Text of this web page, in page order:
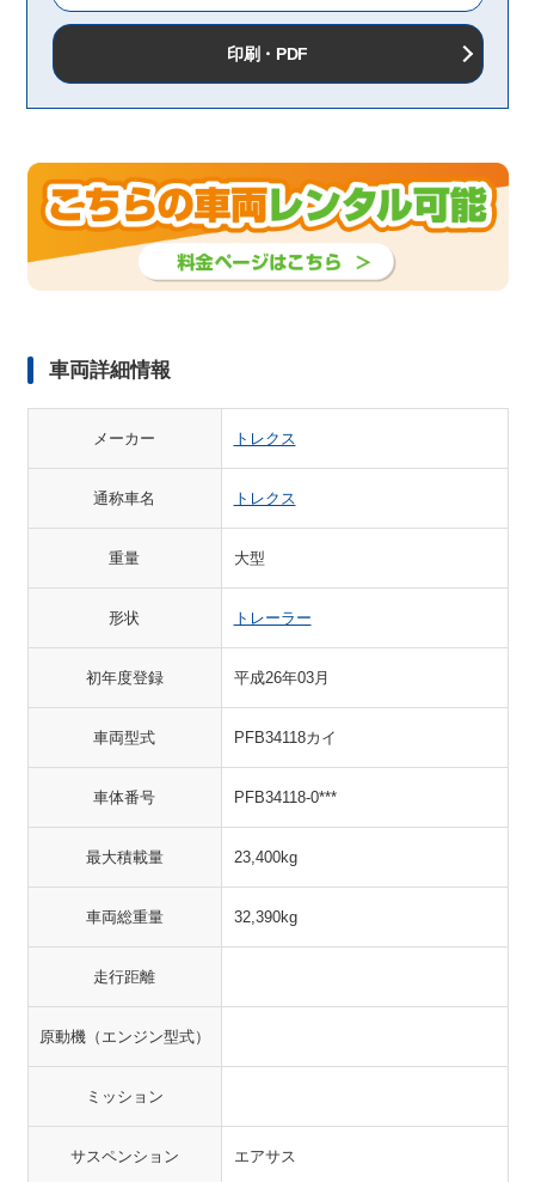
印刷・PDF
車両詳細情報
メーカー トレクス
通称車名 トレクス
重量 大型
形状 トレーラー
初年度登録 平成26年03月
車両型式 PFB34118カイ
車体番号 PFB34118-0***
最大積載量 23,400kg
車両総重量 32,390kg
走行距離
原動機（エンジン型式）
ミッション
サスペンション エアサス